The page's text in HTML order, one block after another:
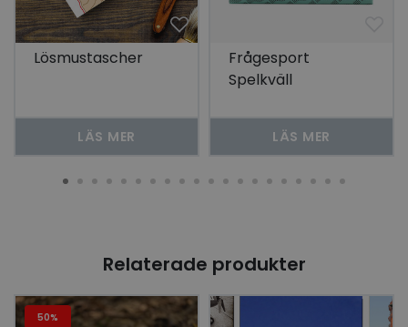
Lösmustascher
LÄS MER
Frågesport
Spelkväll
LÄS MER
Relaterade produkter
50%